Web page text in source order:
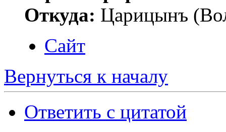
Откуда: Царицынъ
Сайт
Вернуться к началу
Ответить с цитатой